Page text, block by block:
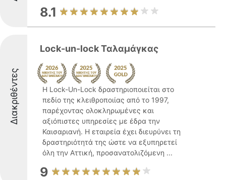
8.1
Διακριθέντες
Lock-un-lock Ταλαμάγκας
Η Lock-Un-Lock δραστηριοποιείται στο
πεδίο της κλειθροποιίας από το 1997,
παρέχοντας ολοκληρωμένες και
αξιόπιστες υπηρεσίες με έδρα την
Καισαριανή. Η εταιρεία έχει διευρύνει τη
δραστηριότητά της ώστε να εξυπηρετεί
όλη την Αττική, προσανατολιζόμενη ...
9